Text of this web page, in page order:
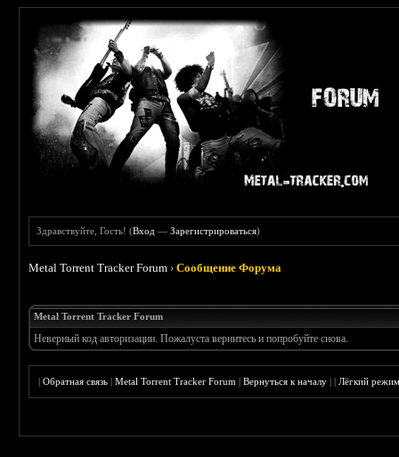
Здравствуйте, Гость! (Вход —Зарегистрироваться)
Metal Torrent Tracker Forum ›Сообщение Форума
Metal Torrent Tracker Forum
Неверный код авторизации. Пожалуста вернитесь и попробуйте снова.
|Обратная связь |Metal Torrent Tracker Forum |Вернуться к началу ||Лёгкий